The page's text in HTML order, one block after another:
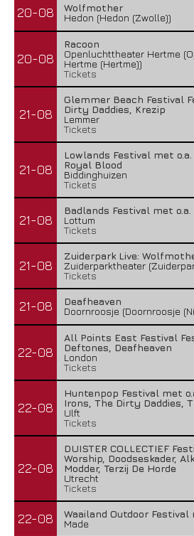
20-08
Wolfmother
Hedon (Hedon (Zwolle))
20-08
Racoon
Openluchttheater Hertme
Hertme (Hertme))
Tickets
21-08
Glemmer Beach Festival
Dirty Daddies, Krezip
Lemmer
Tickets
21-08
Lowlands Festival met o.a.
Royal Blood
Biddinghuizen
Tickets
21-08
Badlands Festival met
Lottum
Tickets
21-08
Zuiderpark Live:
Zuiderparktheater
Tickets
21-08
Deafheaven
Doornroosje (Doornroosje
22-08
All Points East Festival
Deftones, Deafheaven
London
Tickets
22-08
Huntenpop Festival met
Irons, The Dirty Daddies,
Ulft
Tickets
22-08
DUISTER COLLECTIEF
Worship, Doodseskader,
Modder, Terzij De Horde
Utrecht
Tickets
22-08
Waailand Outdoor Festival
Made